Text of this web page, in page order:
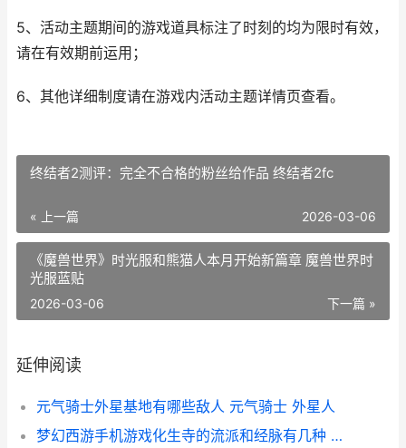
5、活动主题期间的游戏道具标注了时刻的均为限时有效，
请在有效期前运用；
6、其他详细制度请在游戏内活动主题详情页查看。
终结者2测评：完全不合格的粉丝给作品 终结者2fc
« 上一篇 2026-03-06
《魔兽世界》时光服和熊猫人本月开始新篇章 魔兽世界时
光服蓝贴
下一篇 »
2026-03-06
延伸阅读
元气骑士外星基地有哪些敌人 元气骑士 外星人
梦幻西游手机游戏化生寺的流派和经脉有几种 梦幻西游手机游苹果